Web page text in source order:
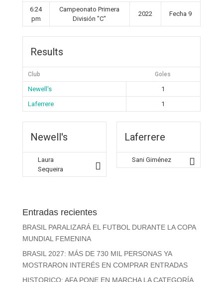
6:24
pm
Campeonato Primera
División "C"
2022 Fecha 9
Results
Club Goles
Newell's
1
Laferrere
1
Newell's
Laura
Sequeira
Laferrere
Sani Giménez
Entradas recientes
BRASIL PARALIZARÁ EL FUTBOL DURANTE LA COPA
MUNDIAL FEMENINA
BRASIL 2027: MÁS DE 730 MIL PERSONAS YA
MOSTRARON INTERÉS EN COMPRAR ENTRADAS
HISTORICO: AFA PONE EN MARCHA LA CATEGORÍA